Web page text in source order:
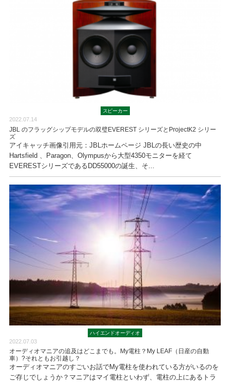
スピーカー
2022.07.14
JBL のフラッグシップモデルの双璧EVEREST シリーズとProjectK2 シリー
ズ
アイキャッチ画像引用元：JBLホームページ JBLの長い歴史の中
Hartsfield 、Paragon、Olympusから大型4350モニターを経て
EVERESTシリーズであるDD55000の誕生、そ...
ハイエンドオーディオ
2022.07.03
オーディオマニアの追及はどこまでも。My電柱？My LEAF（日産の自動
車）?それともお引越し？
オーディオマニアのすごいお話でMy電柱を使われている方がいるのを
ご存じでしょうか？マニアはマイ電柱といわず、電柱の上にあるトラ